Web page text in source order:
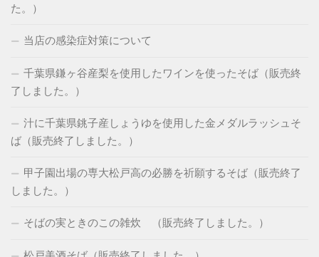
た。）
当店の感染症対策について
千葉県鎌ヶ谷産梨を使用したワインを使ったそば（販売終
了しました。）
汁に千葉県銚子産しょうゆを使用した金メダルラッシュそ
ば（販売終了しました。）
甲子園出場の専大松戸高の必勝を祈願するそば（販売終了
しました。）
そばの実ときのこの雑炊 （販売終了しました。）